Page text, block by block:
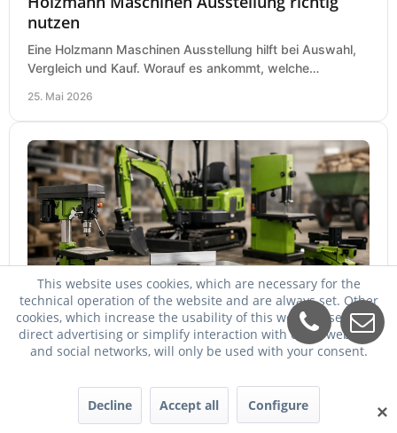
nutzen
Eine Holzmann Maschinen Ausstellung hilft bei Auswahl,
Vergleich und Kauf. Worauf es ankommt, welche
25. Mai 2026
Zipper Maschinen billiger kaufen
Zipper Maschinen billiger kaufen und trotzdem passend
auswählen: So vergleichen Sie Leistung, Ausstattung,
✕
This website uses cookies, which are necessary for the
technical operation of the website and are always set. Other
cookies, which increase the usability of this website, serve for
direct advertising or simplify interaction with other websites
and social networks, will only be used with your consent.
Decline Accept all Configure